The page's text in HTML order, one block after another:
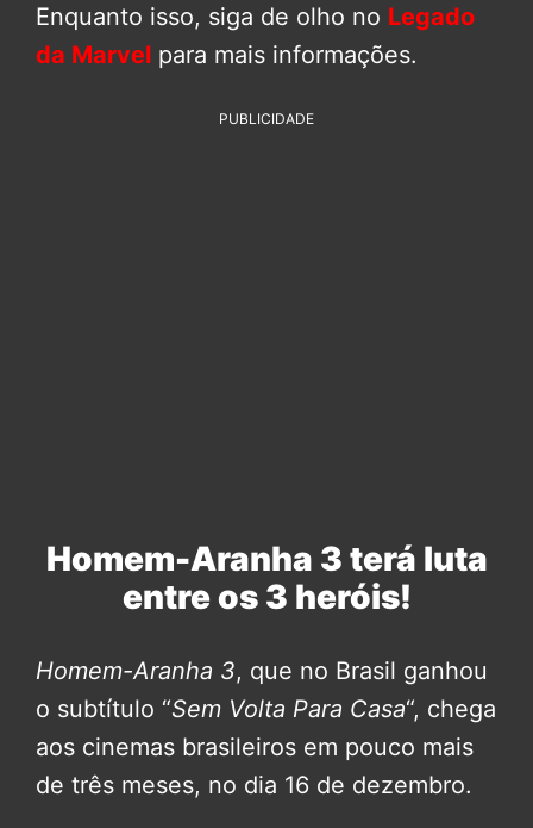
Enquanto isso, siga de olho no Legado
da Marvel para mais informações.
PUBLICIDADE
Homem-Aranha 3 terá luta
entre os 3 heróis!
Homem-Aranha 3, que no Brasil ganhou
o subtítulo “Sem Volta Para Casa“, chega
aos cinemas brasileiros em pouco mais
de três meses, no dia 16 de dezembro.